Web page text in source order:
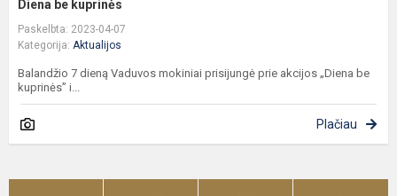
Diena be kuprinės
Paskelbta: 2023-04-07
Kategorija: Aktualijos
Balandžio 7 dieną Vaduvos mokiniai prisijungė prie akcijos „Diena be
kuprinės” i...
Plačiau